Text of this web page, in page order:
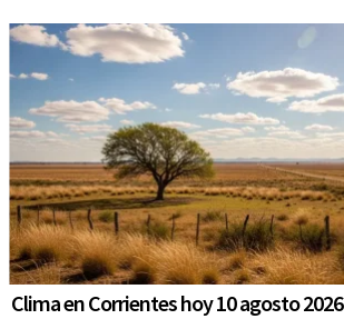
Clima en Corrientes hoy 10 agosto 2026